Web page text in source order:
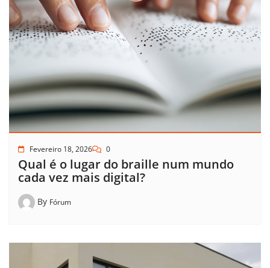
Fevereiro 18, 2026 0
Qual é o lugar do braille num mundo
cada vez mais digital?
By Fórum